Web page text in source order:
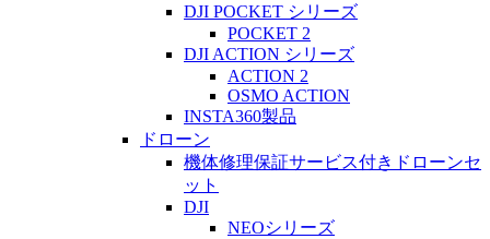
DJI POCKET シリーズ
POCKET 2
DJI ACTION シリーズ
ACTION 2
OSMO ACTION
INSTA360製品
ドローン
機体修理保証サービス付きドローンセ
ット
DJI
NEOシリーズ